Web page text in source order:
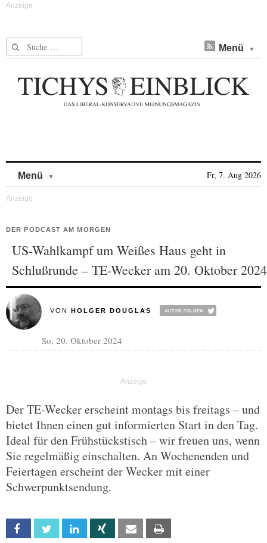
Suche nach: Menü
Menü Fr, 7. Aug 2026
DER PODCAST AM MORGEN
US-Wahlkampf um Weißes Haus geht in
Schlußrunde – TE-Wecker am 20. Oktober 2024
VON HOLGER DOUGLAS
So, 20. Oktober 2024
Der TE-Wecker erscheint montags bis freitags – und
bietet Ihnen einen gut informierten Start in den Tag.
Ideal für den Frühstückstisch – wir freuen uns, wenn
Sie regelmäßig einschalten. An Wochenenden und
Feiertagen erscheint der Wecker mit einer
Schwerpunktsendung.
Facebook Twitter Linkedin Xing Email